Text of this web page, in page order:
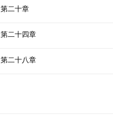
第二十章
第二十四章
第二十八章